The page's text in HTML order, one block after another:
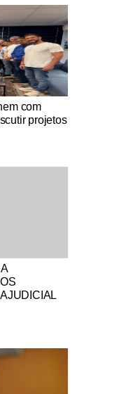
com
projetos